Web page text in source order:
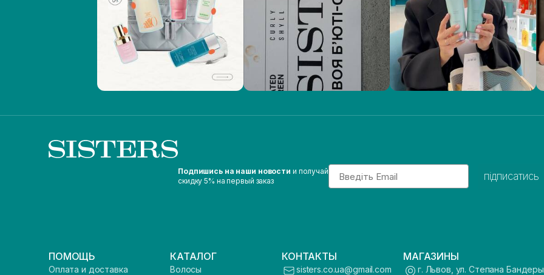
Подпишись на наши новости и получай
скидку 5% на первый заказ
Email
підписатись
ПОМОЩЬ
Оплата и доставка
КАТАЛОГ
Волосы
КОНТАКТЫ
sisters.co.ua@gmail.com
МАГАЗИНЫ
г. Львов, ул. Степана